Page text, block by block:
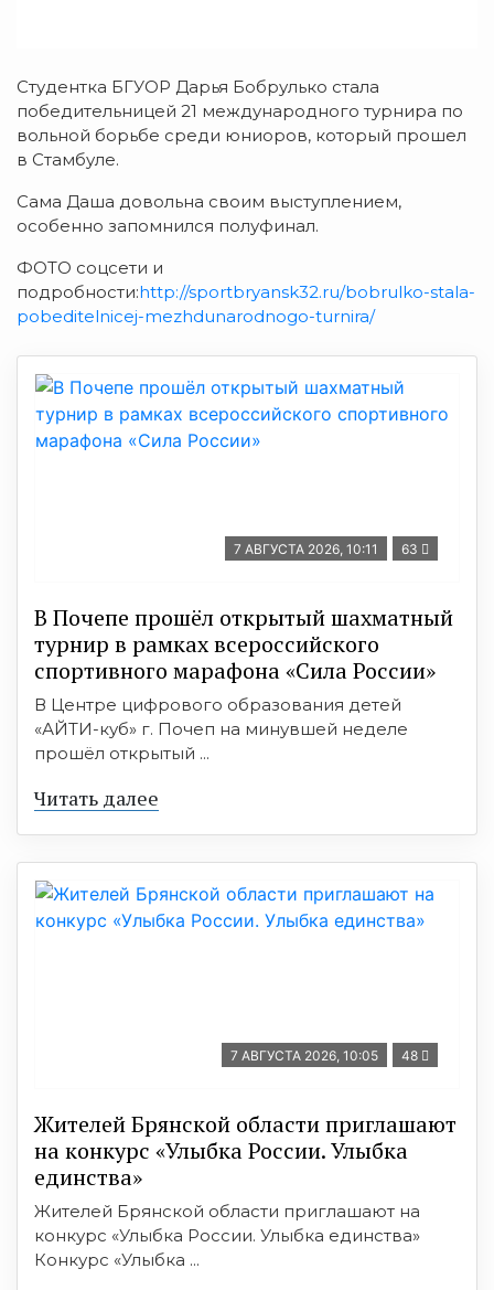
Студентка БГУОР Дарья Бобрулько стала
победительницей 21 международного турнира по
вольной борьбе среди юниоров, который прошел
в Стамбуле.
Сама Даша довольна своим выступлением,
особенно запомнился полуфинал.
ФОТО соцсети и
подробности:http://sportbryansk32.ru/bobrulko-stala-
pobeditelnicej-mezhdunarodnogo-turnira/
7 АВГУСТА 2026, 10:11 63
В Почепе прошёл открытый шахматный
турнир в рамках всероссийского
спортивного марафона «Сила России»
В Центре цифрового образования детей
«АЙТИ-куб» г. Почеп на минувшей неделе
прошёл открытый ...
Читать далее
7 АВГУСТА 2026, 10:05 48
Жителей Брянской области приглашают
на конкурс «Улыбка России. Улыбка
единства»
Жителей Брянской области приглашают на
конкурс «Улыбка России. Улыбка единства»
Конкурс «Улыбка ...